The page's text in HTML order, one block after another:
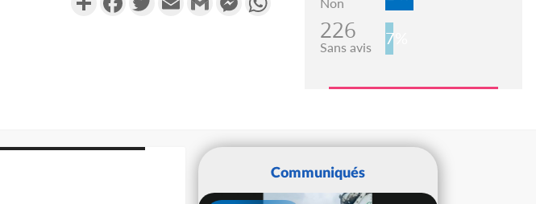
226
Sans avis 7%
Communiqués